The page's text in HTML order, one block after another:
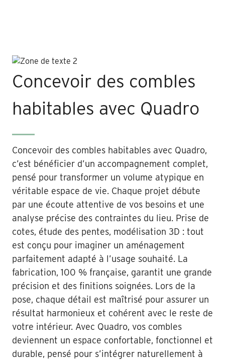
Concevoir des combles
habitables avec Quadro
Concevoir des combles habitables avec Quadro,
c’est bénéficier d’un accompagnement complet,
pensé pour transformer un volume atypique en
véritable espace de vie. Chaque projet débute
par une écoute attentive de vos besoins et une
analyse précise des contraintes du lieu. Prise de
cotes, étude des pentes, modélisation 3D : tout
est conçu pour imaginer un aménagement
parfaitement adapté à l’usage souhaité. La
fabrication, 100 % française, garantit une grande
précision et des finitions soignées. Lors de la
pose, chaque détail est maîtrisé pour assurer un
résultat harmonieux et cohérent avec le reste de
votre intérieur. Avec Quadro, vos combles
deviennent un espace confortable, fonctionnel et
durable, pensé pour s’intégrer naturellement à